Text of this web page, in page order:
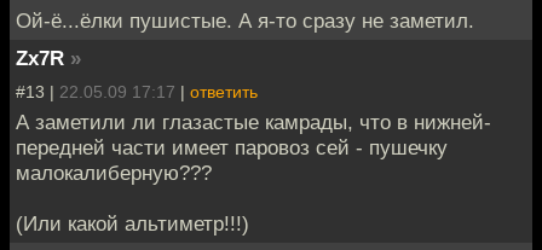
Ой-ё...ёлки пушистые. А я-то сразу не заметил.
Zx7R »
#13 | 22.05.09 17:17 | ответить
А заметили ли глазастые камрады, что в нижней-
передней части имеет паровоз сей - пушечку
малокалиберную???
(Или какой альтиметр!!!)